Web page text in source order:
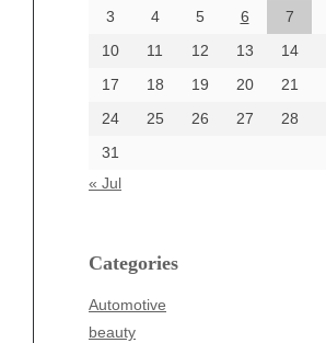
3
4 5 6 7
10
11 12 13 14
17
18 19 20 21
24
25 26 27 28
31
« Jul
Categories
Automotive
beauty
June 2024
Categories
beauty
Business
Entertainment